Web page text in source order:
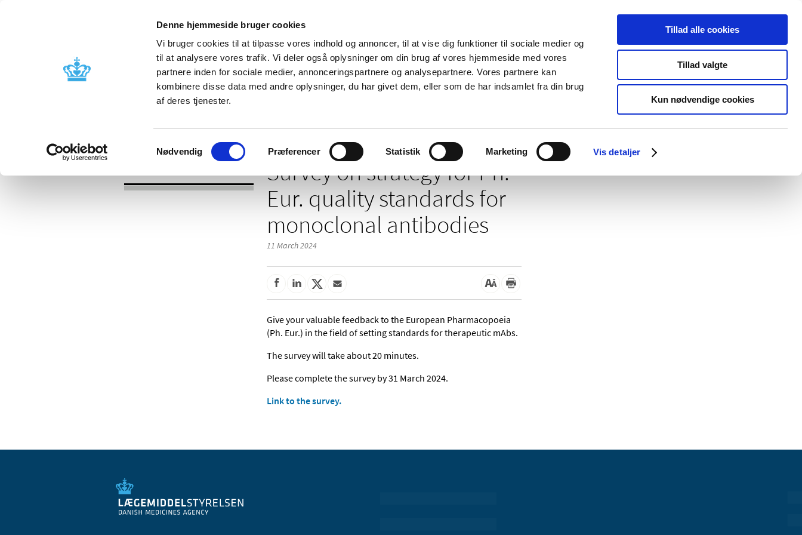
Denne hjemmeside bruger cookies
Vi bruger cookies til at tilpasse vores indhold og annoncer, til at vise dig funktioner til sociale medier og
til at analysere vores trafik. Vi deler også oplysninger om din brug af vores hjemmeside med vores
partnere inden for sociale medier, annonceringspartnere og analysepartnere. Vores partnere kan
kombinere disse data med andre oplysninger, du har givet dem, eller som de har indsamlet fra din brug
af deres tjenester.
Samtykkevalg
Nødvendig Præferencer Statistik Marketing Vis detaljer
Tillad alle cookies
Tillad valgte
Kun nødvendige cookies
News About us Contact us Publications
Licensing and
Side effects and product
information
Reimbursement and
Pharmacies and sale of
Medical
Special product
Survey on strategy for Ph.
Eur. quality standards for
monoclonal antibodies
11 March 2024
Give your valuable feedback to the European Pharmacopoeia
(Ph. Eur.) in the field of setting standards for therapeutic mAbs.
The survey will take about 20 minutes.
Please complete the survey by 31 March 2024.
Link to the survey.